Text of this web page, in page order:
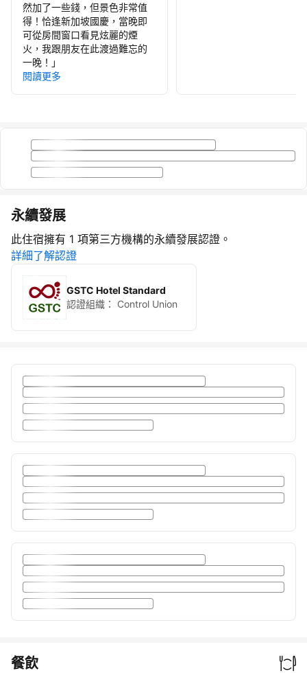
然加了一些錢，但景色非常值
得！恰逢新加坡國慶，當晚即
可從房間窗口看見炫麗的煙
火，我跟朋友在此渡過難忘的
一晚！ 」
閱讀更多
永續發展
此住宿擁有 1 項第三方機構的永續發展認證。
詳細了解認證
GSTC Hotel Standard
認證組織：
Control Union
餐飲